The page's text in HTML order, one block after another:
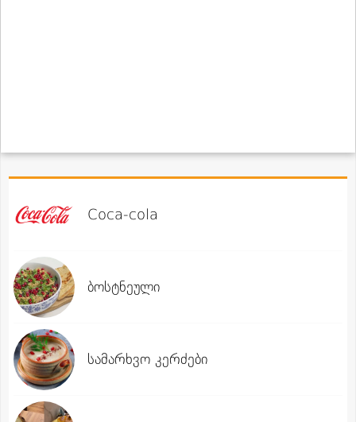
Coca-cola
ბოსტნეული
სამარხვო კერძები